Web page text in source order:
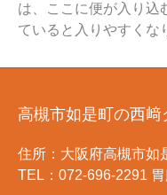
は、ここに便が入り込
ていると入りやすくな
高槻市如是町の西﨑
住所：大阪府高槻市如
TEL：072-696-2291